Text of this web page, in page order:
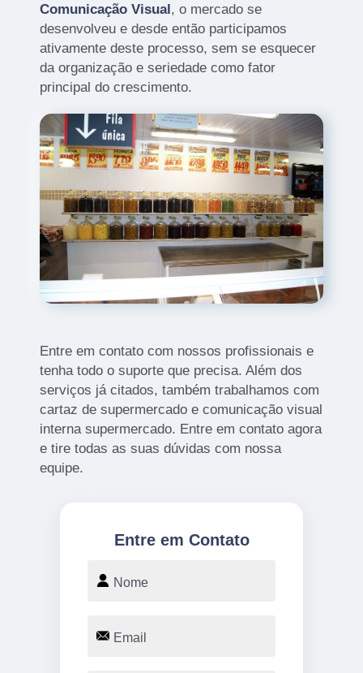
Comunicação Visual , o mercado se
desenvolveu e desde então participamos
ativamente deste processo, sem se esquecer
da organização e seriedade como fator
principal do crescimento.
Entre em contato com nossos profissionais e
tenha todo o suporte que precisa. Além dos
serviços já citados, também trabalhamos com
cartaz de supermercado e comunicação visual
interna supermercado. Entre em contato agora
e tire todas as suas dúvidas com nossa
equipe.
Entre em Contato